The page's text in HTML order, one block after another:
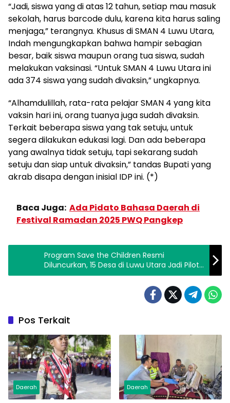
“Jadi, siswa yang di atas 12 tahun, setiap mau masuk
sekolah, harus barcode dulu, karena kita harus saling
menjaga,” terangnya. Khusus di SMAN 4 Luwu Utara,
Indah mengungkapkan bahwa hampir sebagian
besar, baik siswa maupun orang tua siswa, sudah
melakukan vaksinasi. “Untuk SMAN 4 Luwu Utara ini
ada 374 siswa yang sudah divaksin,” ungkapnya.
“Alhamdulillah, rata-rata pelajar SMAN 4 yang kita
vaksin hari ini, orang tuanya juga sudah divaksin.
Terkait beberapa siswa yang tak setuju, untuk
segera dilakukan edukasi lagi. Dan ada beberapa
yang awalnya tidak setuju, tapi sekarang sudah
setuju dan siap untuk divaksin,” tandas Bupati yang
akrab disapa dengan inisial IDP ini. (*)
Baca Juga: Ada Pidato Bahasa Daerah di
Festival Ramadan 2025 PWQ Pangkep
Program Save the Children Resmi
Diluncurkan, 15 Desa di Luwu Utara Jadi Pilot
Project
Pos Terkait
Daerah Daerah